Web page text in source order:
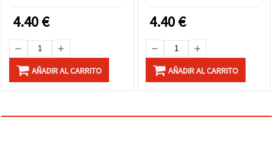
4.40€
AÑADIR AL CARRITO
4.40€
AÑADIR AL CARRITO